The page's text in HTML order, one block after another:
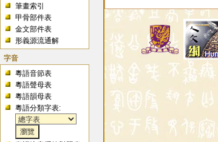
筆畫索引
甲骨部件表
金文部件表
形義源流通解
字音
粵語音節表
粵語聲母表
粵語韻母表
粵語分類字表: